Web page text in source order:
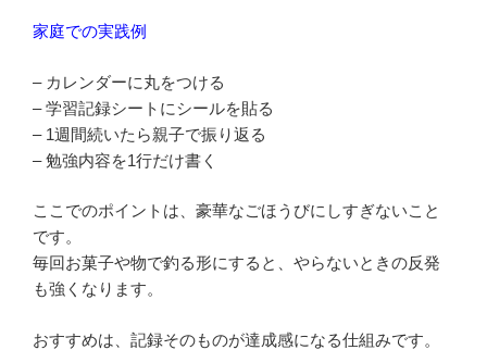
家庭での実践例
– カレンダーに丸をつける
– 学習記録シートにシールを貼る
– 1週間続いたら親子で振り返る
– 勉強内容を1行だけ書く
ここでのポイントは、豪華なごほうびにしすぎないこと
です。
毎回お菓子や物で釣る形にすると、やらないときの反発
も強くなります。
おすすめは、記録そのものが達成感になる仕組みです。